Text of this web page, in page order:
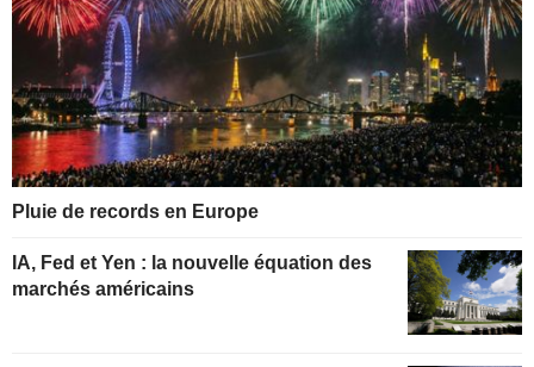
Pluie de records en Europe
IA, Fed et Yen : la nouvelle équation des
marchés américains